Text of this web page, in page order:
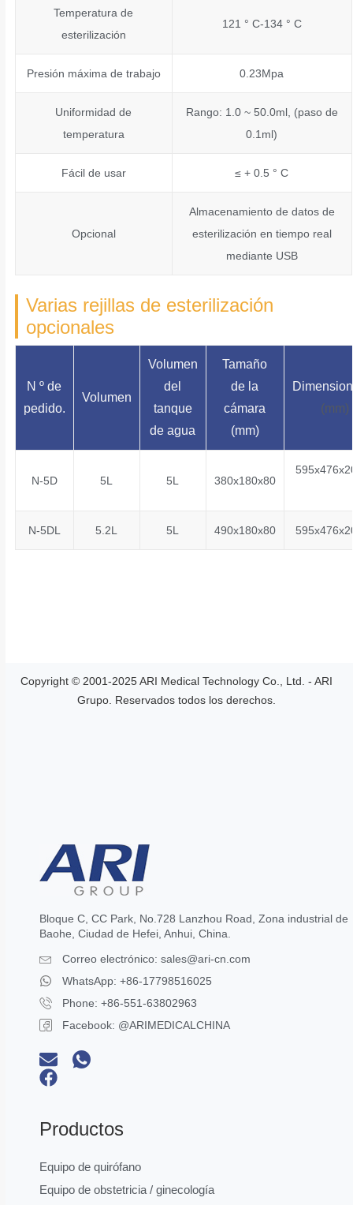
Temperatura de
esterilización
121 ° C-134 ° C
Presión máxima de trabajo 0.23Mpa
Uniformidad de
temperatura
Rango: 1.0 ~ 50.0ml, (paso de
0.1ml)
Fácil de usar ≤ + 0.5 ° C
Opcional
Almacenamiento de datos de
esterilización en tiempo real
mediante USB
Varias rejillas de esterilización
opcionales
N º de
pedido.
Volumen
Volumen
del
tanque
de agua
Tamaño
de la
cámara
(mm)
(mm)
N-5D 5L 5L 380x180x80
N-5DL 5.2L 5L 490x180x80
Copyright © 2001-2025 ARI Medical Technology Co., Ltd. - ARI
Grupo. Reservados todos los derechos.
Bloque C, CC Park, No.728 Lanzhou Road, Zona industrial de
Baohe, Ciudad de Hefei, Anhui, China.
Correo electrónico: sales@ari-cn.com
WhatsApp: +86-17798516025
Phone: +86-551-63802963
Facebook: @ARIMEDICALCHINA
Productos
Equipo de quirófano
Equipo de obstetricia / ginecología